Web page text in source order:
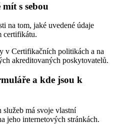
s sebou
na tom, jaké uvedené údaje
certifikátu.
v Certifikačních politikách a na
akreditovaných poskytovatelů.
a kde jsou k
má svoje vlastní
jeho internetových stránkách.